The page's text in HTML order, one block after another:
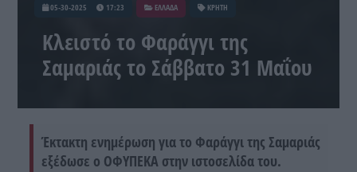
05-30-2025 17:23 ΕΛΛΑΔΑ ΚΡΗΤΗ
Κλειστό το Φαράγγι της
Σαμαριάς το Σάββατο 31 Μαΐου
Έκτακτη ενημέρωση για το Φαράγγι της Σαμαριάς
εξέδωσε ο ΟΦΥΠΕΚΑ στην ιστοσελίδα του.